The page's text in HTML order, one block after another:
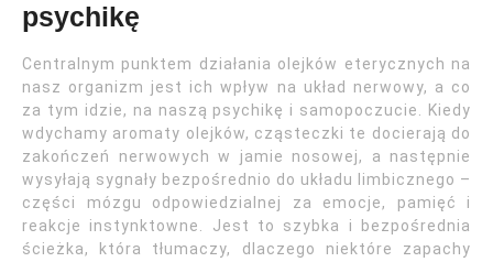
psychikę
Centralnym punktem działania olejków eterycznych na
nasz organizm jest ich wpływ na układ nerwowy, a co
za tym idzie, na naszą psychikę i samopoczucie. Kiedy
wdychamy aromaty olejków, cząsteczki te docierają do
zakończeń nerwowych w jamie nosowej, a następnie
wysyłają sygnały bezpośrednio do układu limbicznego –
części mózgu odpowiedzialnej za emocje, pamięć i
reakcje instynktowne. Jest to szybka i bezpośrednia
ścieżka, która tłumaczy, dlaczego niektóre zapachy